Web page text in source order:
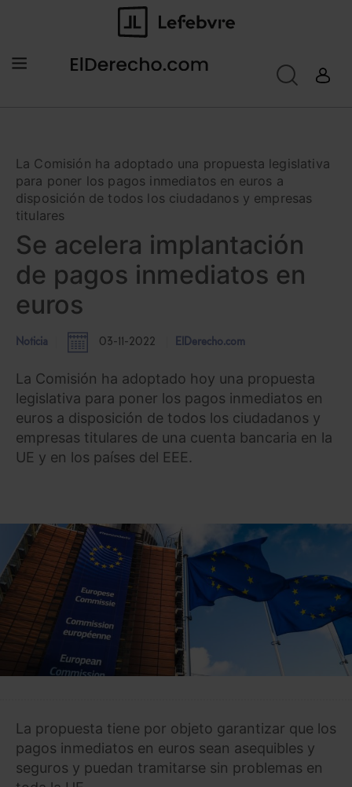
La Comisión ha adoptado una propuesta legislativa
para poner los pagos inmediatos en euros a
disposición de todos los ciudadanos y empresas
titulares
Se acelera implantación
de pagos inmediatos en
euros
Noticia 03-11-2022 ElDerecho.com
La Comisión ha adoptado hoy una propuesta
legislativa para poner los pagos inmediatos en
euros a disposición de todos los ciudadanos y
empresas titulares de una cuenta bancaria en la
UE y en los países del EEE.
La propuesta tiene por objeto garantizar que los
pagos inmediatos en euros sean asequibles y
seguros y puedan tramitarse sin problemas en